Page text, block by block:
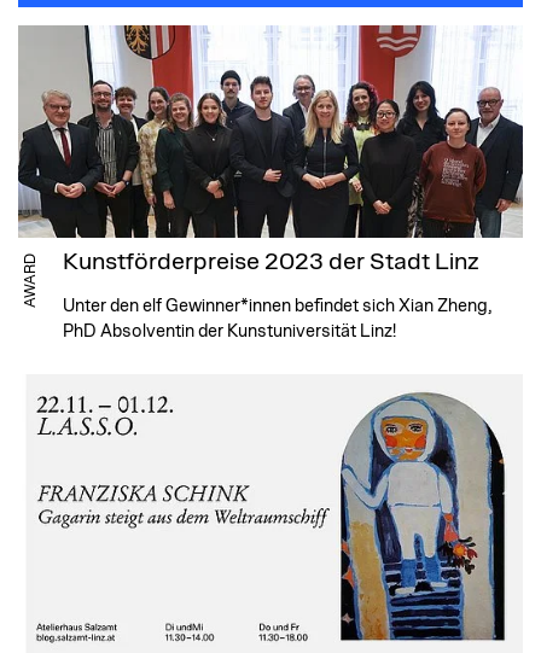
AWARD Kunstförderpreise 2023 der Stadt Linz
Unter den elf Gewinner*innen befindet sich Xian Zheng,
PhD Absolventin der Kunstuniversität Linz!